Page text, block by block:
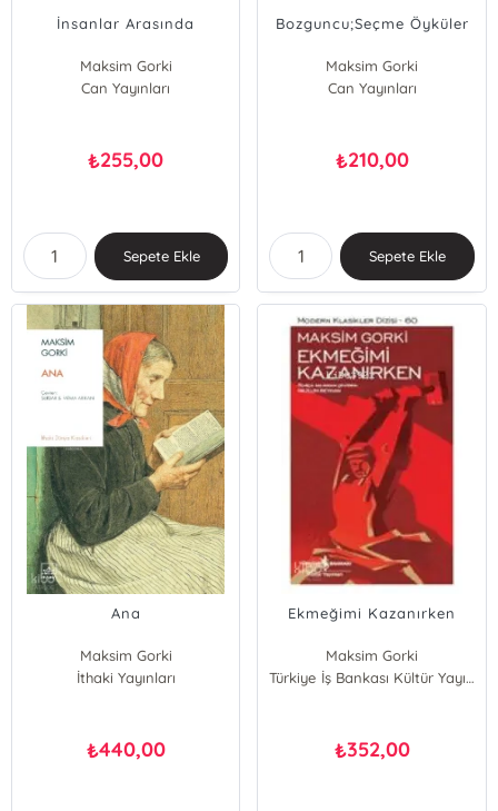
İnsanlar Arasında
Maksim Gorki
Can Yayınları
₺255,00
Sepete Ekle
Bozguncu;Seçme Öyküler
Maksim Gorki
Can Yayınları
₺210,00
Sepete Ekle
Ana
Maksim Gorki
İthaki Yayınları
₺440,00
Ekmeğimi Kazanırken
Maksim Gorki
Türkiye İş Bankası Kültür Yayınları
₺352,00